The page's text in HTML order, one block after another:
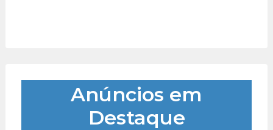
Anúncios em
Destaque